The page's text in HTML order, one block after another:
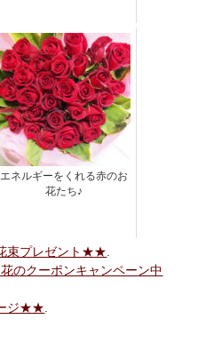
エネルギーをくれる赤のお
花たち♪
束プレゼント★★
クーポンキャンペーン中
ジ★★